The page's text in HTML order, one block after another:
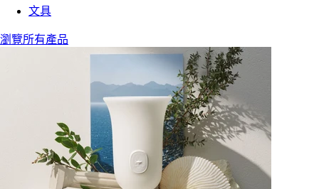
文具
瀏覽所有產品